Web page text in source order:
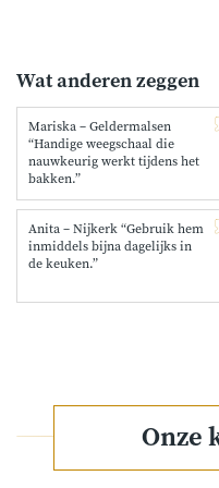
Wat anderen zeggen
Mariska – Geldermalsen
“Handige weegschaal die
nauwkeurig werkt tijdens het
bakken.”
Anita – Nijkerk “Gebruik hem
inmiddels bijna dagelijks in
de keuken.”
Onze